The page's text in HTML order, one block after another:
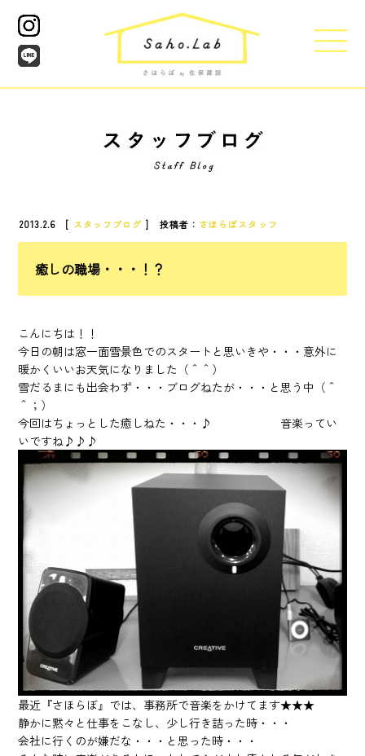
2013.2.6 [ スタッフブログ ] 投稿者： さほらぼスタッフ
癒しの職場・・・！？
こんにちは！！
今日の朝は窓一面雪景色でのスタートと思いきや・・・意外に
暖かくいいお天気になりました（＾＾）
雪だるまにも出会わず・・・ブログねたが・・・と思う中（＾
＾；）
今回はちょっとした癒しねた・・・♪ 音楽ってい
いですね♪♪♪
最近『さほらぼ』では、事務所で音楽をかけてます★★★
静かに黙々と仕事をこなし、少し行き詰った時・・・
会社に行くのが嫌だな・・・と思った時・・・